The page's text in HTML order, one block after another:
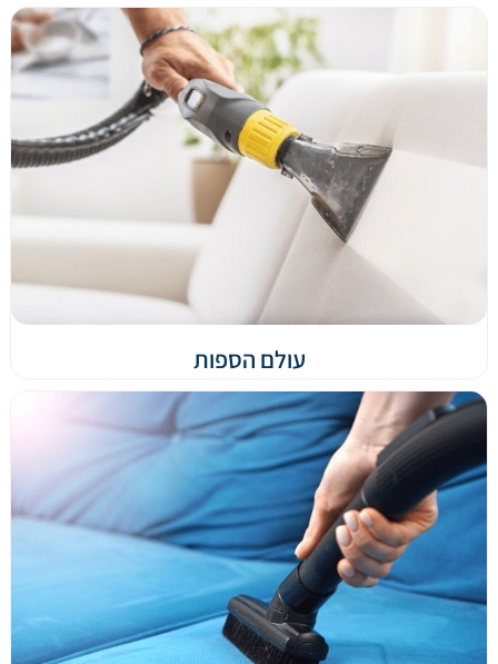
עולם הספות